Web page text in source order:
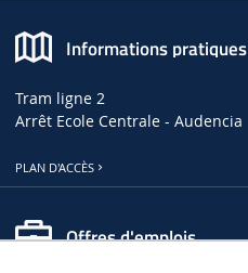
Informations pratiques
Tram ligne 2
Arrêt Ecole Centrale - Audencia
PLAN D'ACCÈS
Offres d'emplois